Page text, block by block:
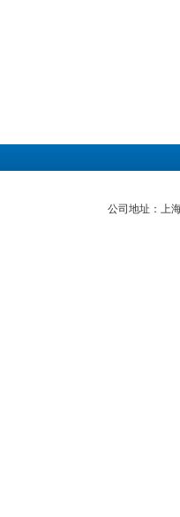
公司地址：上